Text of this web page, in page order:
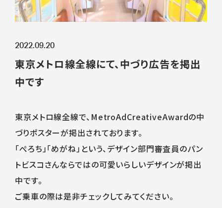
2022.09.20
東京メトロ線全線にて、中づり広告を掲出
中です
東京メトロ線全線で、MetroAdCreativeAwardの中
づりポスターが掲出されております。
「ぺろち」「めがね」という、デザイン部門審査員のパン
トビスコさんならではの可愛いらしいデザインが掲出
中です。
ご乗車の際は是非チェックしてみてください。